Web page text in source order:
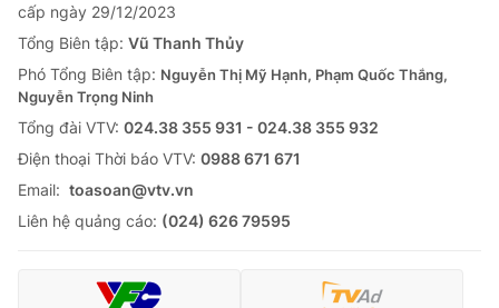
cấp ngày 29/12/2023
Tổng Biên tập: Vũ Thanh Thủy
Phó Tổng Biên tập: Nguyễn Thị Mỹ Hạnh, Phạm Quốc Thắng,
Nguyễn Trọng Ninh
Tổng đài VTV: 024.38 355 931 - 024.38 355 932
Ðiện thoại Thời báo VTV: 0988 671 671
Email: toasoan@vtv.vn
Liên hệ quảng cáo: (024) 626 79595